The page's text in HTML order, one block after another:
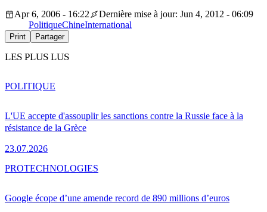
Apr 6, 2006 - 16:22
Dernière mise à jour: Jun 4, 2012 - 06:09
PolitiqueChineInternational
Print Partager
LES PLUS LUS
L'UE accepte d'assouplir les sanctions contre la Russie face à la
résistance de la Grèce
23.07.2026
POLITIQUE
Google écope d’une amende record de 890 millions d’euros
PROTECHNOLOGIES